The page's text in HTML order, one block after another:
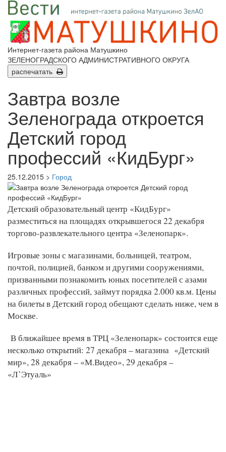
Интернет-газета района Матушкино
ЗЕЛЕНОГРАДСКОГО АДМИНИСТРАТИВНОГО ОКРУГА
распечатать
Завтра возле
Зеленограда откроется
Детский город
профессий «КидБург»
25.12.2015 > Город
Детский образовательный центр «КидБург»
разместиться на площадях открывшегося 22 декабря
торгово-развлекательного центра «Зеленопарк».
Игровые зоны с магазинами, больницей, театром,
почтой, полицией, банком и другими сооружениями,
призванными познакомить юных посетителей с азами
различных профессий, займут порядка 2.000 кв.м. Цены
на билеты в Детский город обещают сделать ниже, чем в
Москве.
В ближайшее время в ТРЦ «Зеленопарк» состоится еще
несколько открытий: 27 декабря – магазина «Детский
мир», 28 декабря – «М.Видео», 29 декабря –
«Л’Этуаль»